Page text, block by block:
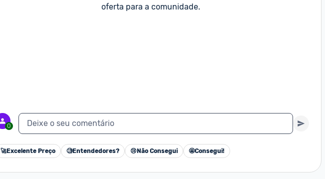
oferta para a comunidade.
0 Deixe o seu comentário
🚀Excelente Preço 🧐Entendedores? 😢 Não Consegui 🤩Consegui!